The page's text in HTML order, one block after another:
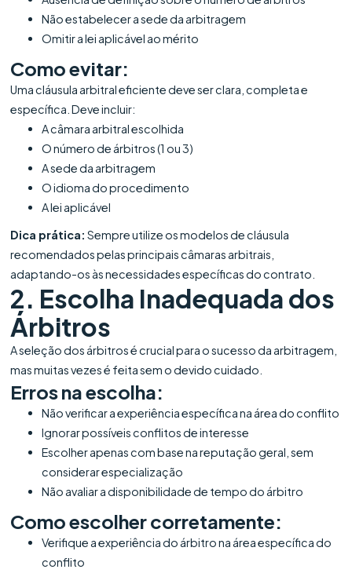
Não estabelecer a sede da arbitragem
Omitir a lei aplicável ao mérito
Como evitar:
Uma cláusula arbitral eficiente deve ser clara, completa e
específica. Deve incluir:
A câmara arbitral escolhida
O número de árbitros (1 ou 3)
A sede da arbitragem
O idioma do procedimento
A lei aplicável
Dica prática: Sempre utilize os modelos de cláusula
recomendados pelas principais câmaras arbitrais,
adaptando-os às necessidades específicas do contrato.
2. Escolha Inadequada dos
Árbitros
A seleção dos árbitros é crucial para o sucesso da arbitragem,
mas muitas vezes é feita sem o devido cuidado.
Erros na escolha:
Não verificar a experiência específica na área do conflito
Ignorar possíveis conflitos de interesse
Escolher apenas com base na reputação geral, sem
considerar especialização
Não avaliar a disponibilidade de tempo do árbitro
Como escolher corretamente:
Verifique a experiência do árbitro na área específica do
conflito